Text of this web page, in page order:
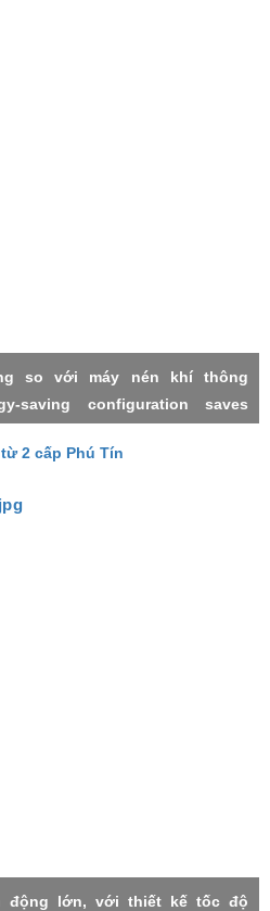
so với máy nén khí thông
saving configuration saves
khí 2 cấpMáy nén khí biến tần
2 cấp Phú Tín
động lớn, với thiết kế tốc độ